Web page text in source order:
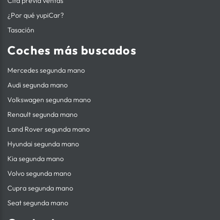
¿Por qué yupiCar?
Tasación
Coches más buscados
Mercedes segunda mano
Audi segunda mano
Volkswagen segunda mano
Renault segunda mano
Land Rover segunda mano
Hyundai segunda mano
Kia segunda mano
Volvo segunda mano
Cupra segunda mano
Seat segunda mano